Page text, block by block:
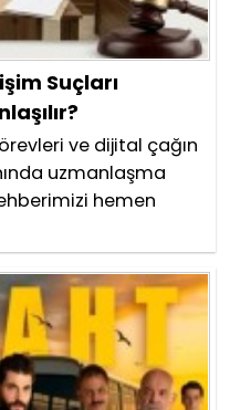
Suçları
ve dijital çağın
uzmanlaşma
hemen